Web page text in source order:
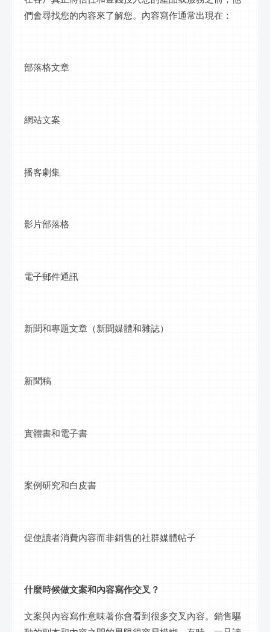
們會尋找您的內容來了解您。內容寫作通常出現在：
部落格文章
網站文案
播客劇集
影片部落格
電子郵件通訊
新聞和專題文章（新聞媒體和雜誌）
新聞稿
實體書和電子書
案例研究和白皮書
促使讀者消費內容而非銷售的社群媒體帖子
什麼時候做文案和內容寫作交叉？
文案與內容寫作意味著你會看到很多交叉內容。銷售驅